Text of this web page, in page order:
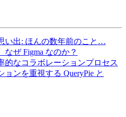
い出: ほんの数年前のこと…
なぜ Figma なのか？
的なコラボレーションプロセス
ンを重視する QueryPie と